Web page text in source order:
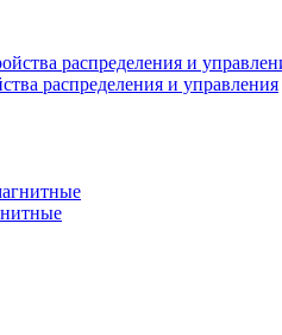
распределения и управления